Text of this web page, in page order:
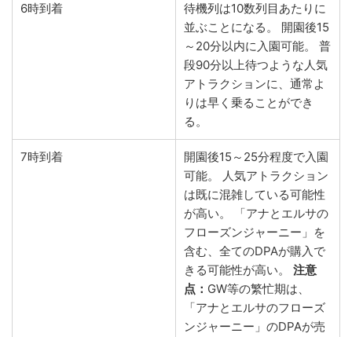
6時到着
待機列は10数列目あたりに
並ぶことになる。 開園後15
～20分以内に入園可能。 普
段90分以上待つような人気
アトラクションに、通常よ
りは早く乗ることができ
る。
7時到着
開園後15～25分程度で入園
可能。 人気アトラクション
は既に混雑している可能性
が高い。 「アナとエルサの
フローズンジャーニー」を
含む、全てのDPAが購入で
きる可能性が高い。 注意
点： GW等の繁忙期は、
「アナとエルサのフローズ
ンジャーニー」のDPAが売